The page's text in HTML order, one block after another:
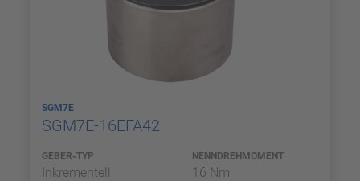
SGM7E
SGM7E-16EFA42
GEBER-TYP
Inkrementell
NENNDREHMOMENT
16 Nm